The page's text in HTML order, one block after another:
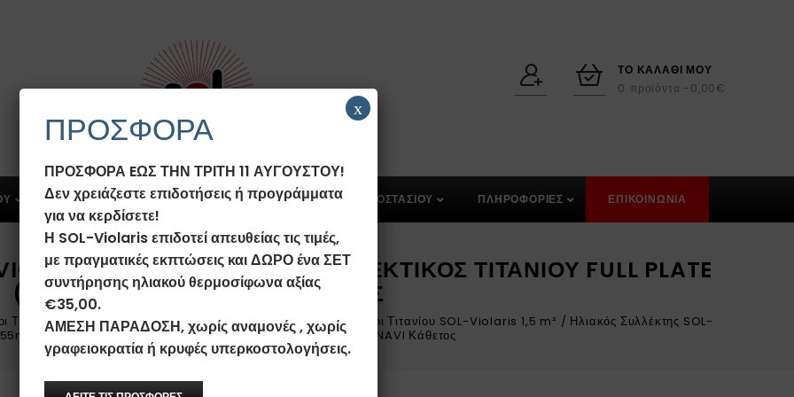
ΤΟ ΚΑΛΆΘΙ ΜΟΥ
0 προϊόντα - 0,00€
ΗΛΙΑΚΟΙ ΣΥΛΛΕΚΤΕΣ ΠΡΟΣΦΟΡΕΣ ΛΕΒΗΤΟΣΤΑΣΙΟΥ ΠΛΗΡΟΦΟΡΙΕΣ ΕΠΙΚΟΙΝΩΝΙΑ
1.55M² ΧΆΛΚΙΝΟΣ ΕΠΙΛΕΚΤΙΚΌΣ ΤΙΤΑΝΊΟΥ FULL PLATE
(ΕΝΙΑΊΟ ΠΆΝΕΛ) NAVI ΚΆΘΕΤΟΣ
Τιτανίου SOL-Violaris /Ηλιακοί Συλλέκτες Επιλεκτικοί Χάλκινοι Τιτανίου SOL-Violaris 1,5 m² / Ηλιακός Συλλέκτης SOL-
Χάλκινος Επιλεκτικός Τιτανίου FULL PLATE (Ενιαίο Πάνελ) NAVI Κάθετος
ΠΡΟΣΦΟΡΑ
ΠΡΟΣΦΟΡΑ EΩΣ ΤΗΝ ΤΡΙΤΗ 11 ΑΥΓΟΥΣΤΟΥ!
Δεν χρειάζεστε επιδοτήσεις ή προγράμματα
για να κερδίσετε!
Η SOL-Violaris επιδοτεί απευθείας τις τιμές,
με πραγματικές εκπτώσεις και ΔΩΡΟ ένα ΣΕΤ
συντήρησης ηλιακού θερμοσίφωνα αξίας
€35,00.
ΑΜΕΣΗ ΠΑΡΑΔΟΣΗ, χωρίς αναμονές , χωρίς
γραφειοκρατία ή κρυφές υπερκοστολογήσεις.
x